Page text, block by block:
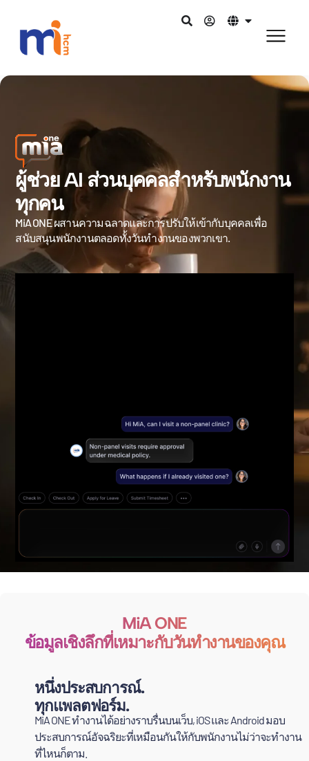
ผู้ช่วย AI ส่วนบุคคลสำหรับพนักงาน
ทุกคน
MiA ONE ผสานความฉลาดและการปรับให้เข้ากับบุคคลเพื่อ
สนับสนุนพนักงานตลอดทั้งวันทำงานของพวกเขา.
MiA ONE
ข้อมูลเชิงลึกที่เหมาะกับวันทำงานของคุณ
หนึ่งประสบการณ์.
ทุกแพลตฟอร์ม.
MiA ONE ทำงานได้อย่างราบรื่นบนเว็บ, iOS และ Android มอบ
ประสบการณ์อัจฉริยะที่เหมือนกันให้กับพนักงานไม่ว่าจะทำงาน
ที่ไหนก็ตาม.